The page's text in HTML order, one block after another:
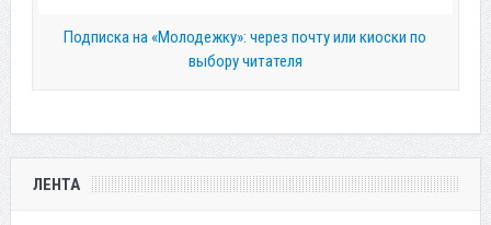
Подписка на «Молодежку»: через почту или киоски по
выбору читателя
ЛЕНТА